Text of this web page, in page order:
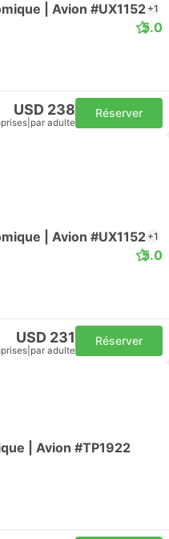
| Avion #UX1152 +1
5.0
USD 238
par adulte
Réserver
| Avion #UX1152 +1
5.0
USD 231
par adulte
Réserver
| Avion #TP1922